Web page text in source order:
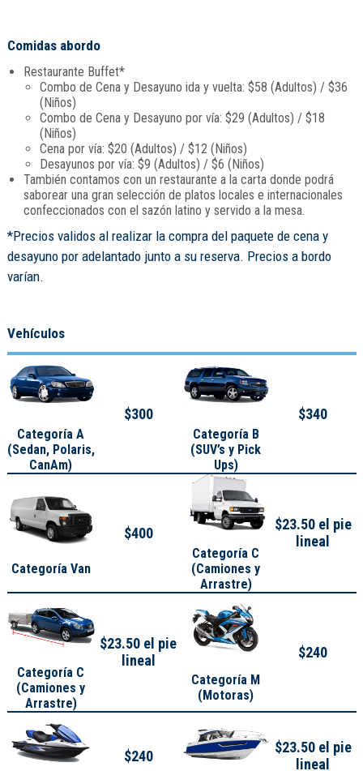
Comidas abordo
Restaurante Buffet*
Combo de Cena y Desayuno ida y vuelta: $58 (Adultos) / $36
(Niños)
Combo de Cena y Desayuno por vía: $29 (Adultos) / $18
(Niños)
Cena por vía: $20 (Adultos) / $12 (Niños)
Desayunos por vía: $9 (Adultos) / $6 (Niños)
También contamos con un restaurante a la carta donde podrá
saborear una gran selección de platos locales e internacionales
confeccionados con el sazón latino y servido a la mesa.
*Precios validos al realizar la compra del paquete de cena y
desayuno por adelantado junto a su reserva. Precios a bordo
varían.
Vehículos
Categoría A
(Sedan, Polaris,
CanAm)
$300
Categoría B
(SUV’s y Pick
Ups)
$340
Categoría Van
$400
Categoría C
(Camiones y
Arrastre)
$23.50 el pie
lineal
Categoría C
(Camiones y
Arrastre)
$23.50 el pie
lineal
Categoría M
(Motoras)
$240
$240
$23.50 el pie
lineal